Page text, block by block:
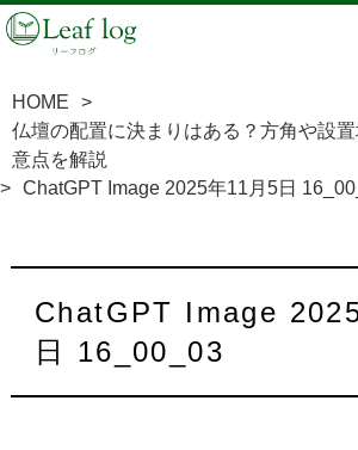
HOME
>
仏壇の配置に決まりはある？方角や設
意点を解説
> ChatGPT Image 2025年11月5日
ChatGPT Image 2025年11月5
日 16_00_03